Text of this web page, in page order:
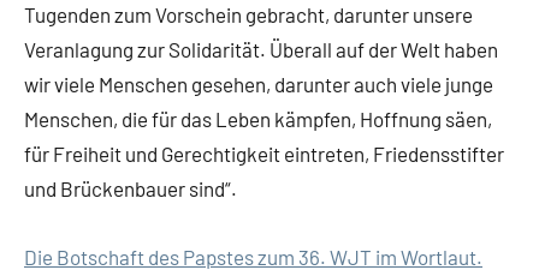
Tugenden zum Vorschein gebracht, darunter unsere
Veranlagung zur Solidarität. Überall auf der Welt haben
wir viele Menschen gesehen, darunter auch viele junge
Menschen, die für das Leben kämpfen, Hoffnung säen,
für Freiheit und Gerechtigkeit eintreten, Friedensstifter
und Brückenbauer sind“.
Die Botschaft des Papstes zum 36. WJT im Wortlaut.